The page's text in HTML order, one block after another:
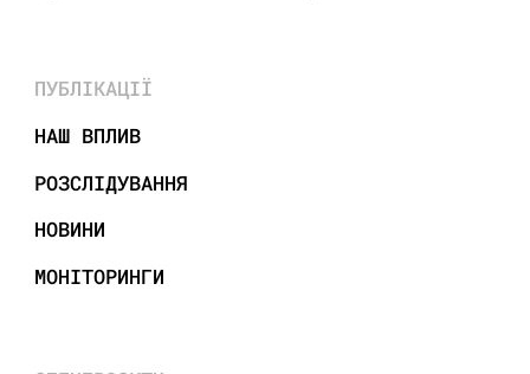
ПУБЛІКАЦІЇ
НАШ ВПЛИВ
РОЗСЛІДУВАННЯ
НОВИНИ
МОНІТОРИНГИ